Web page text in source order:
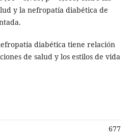
y la nefropatía diabética de
diabética tiene relación
de salud y los estilos de vida
677